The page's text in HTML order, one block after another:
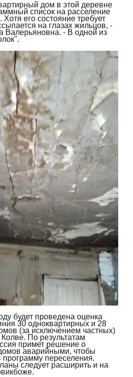
дом в этой деревне
список на расселение
его состояние требует
на глазах жильцов, -
Валерьяновна. - В одной из
будет проведена оценка
30 одноквартирных и 28
(за исключением частных)
По результатам
примет решение о
аварийными, чтобы
программу переселения.
следует расширить и на